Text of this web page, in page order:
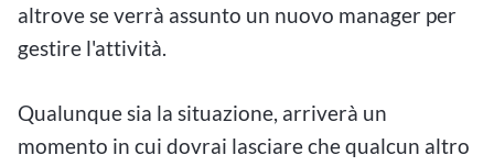
altrove se verrà assunto un nuovo manager per
gestire l'attività.
Qualunque sia la situazione, arriverà un
momento in cui dovrai lasciare che qualcun altro